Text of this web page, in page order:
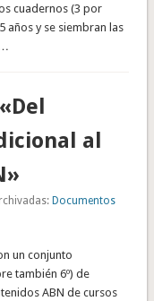
cuadernos (3 por
años y se siembran las
al
Documentos
un conjunto
también 6º) de
ABN de cursos